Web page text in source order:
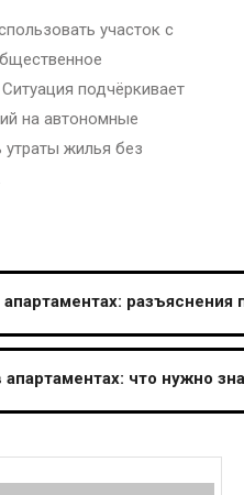
участок с
подчёркивает
на автономные
утраты жилья без
разъяснения
что нужно